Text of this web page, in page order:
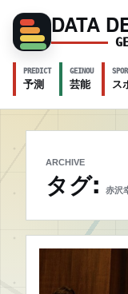
DATA
PREDICT
予測
GEINOU
芸能 ス
ARCHIVE
タグ: 赤沢